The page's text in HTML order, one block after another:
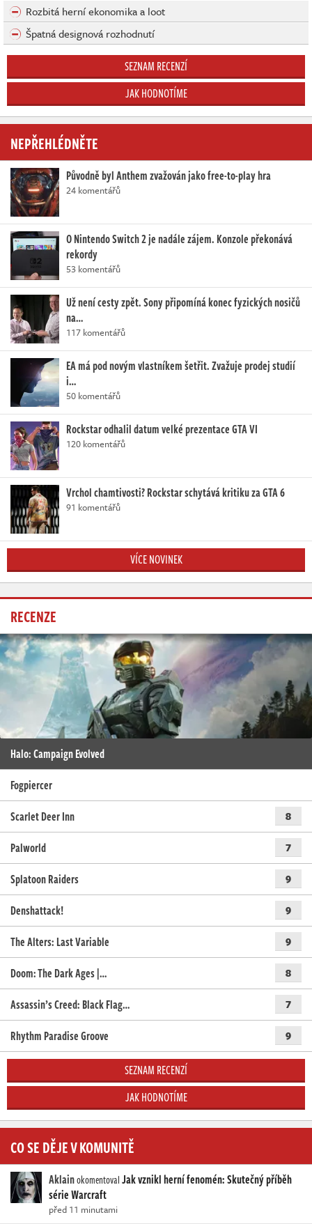
Rozbitá herní ekonomika a loot
Špatná designová rozhodnutí
SEZNAM RECENZÍ
JAK HODNOTÍME
NEPŘEHLÉDNĚTE
Původně byl Anthem zvažován jako free-to-play hra
24 komentářů
O Nintendo Switch 2 je nadále zájem. Konzole překonává
rekordy
53 komentářů
Už není cesty zpět. Sony připomíná konec fyzických nosičů
na…
117 komentářů
EA má pod novým vlastníkem šetřit. Zvažuje prodej studií
i…
50 komentářů
Rockstar odhalil datum velké prezentace GTA VI
120 komentářů
Vrchol chamtivosti? Rockstar schytává kritiku za GTA 6
91 komentářů
VÍCE NOVINEK
RECENZE
Halo: Campaign Evolved
Fogpiercer
Scarlet Deer Inn
8
Palworld 7
Splatoon Raiders 9
Denshattack! 9
The Alters: Last Variable 9
Doom: The Dark Ages |… 8
Assassin’s Creed: Black Flag… 7
Rhythm Paradise Groove 9
SEZNAM RECENZÍ
JAK HODNOTÍME
CO SE DĚJE V KOMUNITĚ
AklainokomentovalJak vznikl herní fenomén: Skutečný příběh
série Warcraft
před 11 minutami